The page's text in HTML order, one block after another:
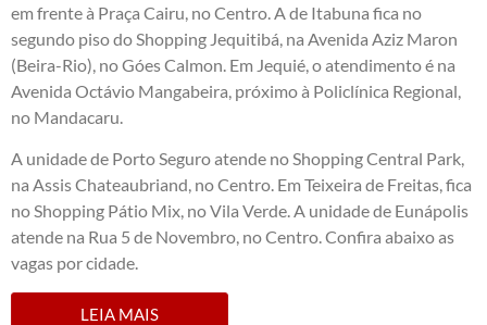
em frente à Praça Cairu, no Centro. A de Itabuna fica no
segundo piso do Shopping Jequitibá, na Avenida Aziz Maron
(Beira-Rio), no Góes Calmon. Em Jequié, o atendimento é na
Avenida Octávio Mangabeira, próximo à Policlínica Regional,
no Mandacaru.
A unidade de Porto Seguro atende no Shopping Central Park,
na Assis Chateaubriand, no Centro. Em Teixeira de Freitas, fica
no Shopping Pátio Mix, no Vila Verde. A unidade de Eunápolis
atende na Rua 5 de Novembro, no Centro. Confira abaixo as
vagas por cidade.
LEIA MAIS